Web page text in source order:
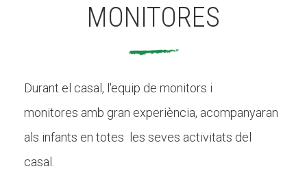
MONITORES
Durant el casal, l'equip de monitors i
monitores amb gran experiència, acompanyaran
als infants en totes les seves activitats del
casal.